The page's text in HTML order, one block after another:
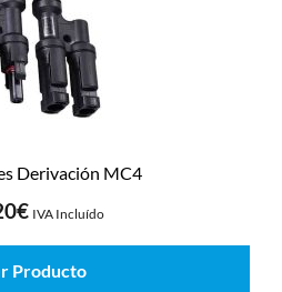
Derivación MC4
€ IVA Incluído
Producto